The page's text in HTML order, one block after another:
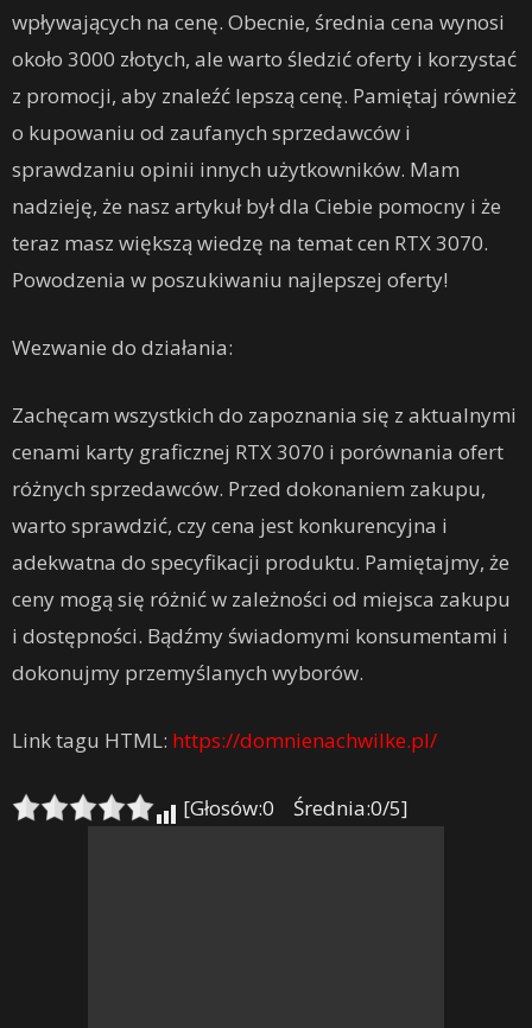
wpływających na cenę. Obecnie, średnia cena wynosi
około 3000 złotych, ale warto śledzić oferty i korzystać
z promocji, aby znaleźć lepszą cenę. Pamiętaj również
o kupowaniu od zaufanych sprzedawców i
sprawdzaniu opinii innych użytkowników. Mam
nadzieję, że nasz artykuł był dla Ciebie pomocny i że
teraz masz większą wiedzę na temat cen RTX 3070.
Powodzenia w poszukiwaniu najlepszej oferty!
Wezwanie do działania:
Zachęcam wszystkich do zapoznania się z aktualnymi
cenami karty graficznej RTX 3070 i porównania ofert
różnych sprzedawców. Przed dokonaniem zakupu,
warto sprawdzić, czy cena jest konkurencyjna i
adekwatna do specyfikacji produktu. Pamiętajmy, że
ceny mogą się różnić w zależności od miejsca zakupu
i dostępności. Bądźmy świadomymi konsumentami i
dokonujmy przemyślanych wyborów.
Link tagu HTML: https://domnienachwilke.pl/
[Głosów:0 Średnia:0/5]